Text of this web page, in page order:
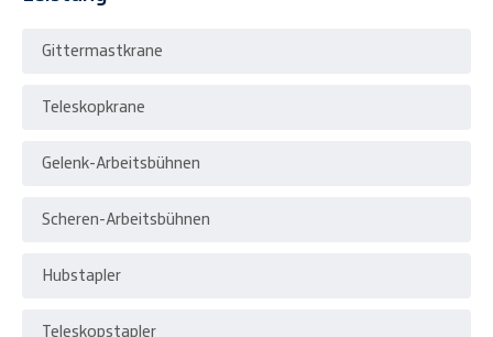
Gittermastkrane
Teleskopkrane
Gelenk-Arbeitsbühnen
Scheren-Arbeitsbühnen
Hubstapler
Teleskopstapler